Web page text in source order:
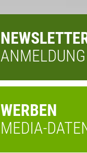
ANMELDUNG
WERBEN
MEDIA-